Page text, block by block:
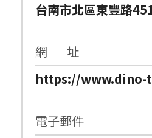
台南市北區東豐路
網 址
https://www.dino-
電子郵件